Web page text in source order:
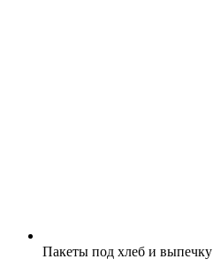
Пакеты под хлеб и выпечку